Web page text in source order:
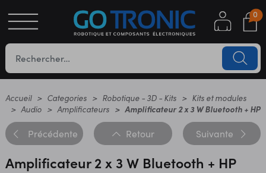
0
Accueil Categories Robotique - 3D - Kits
Kits et modules
Audio
Amplificateurs Amplificateur 2 x 3 W Bluetooth + HP
Précédente Retour Suivante
Amplificateur 2 x 3 W Bluetooth + HP